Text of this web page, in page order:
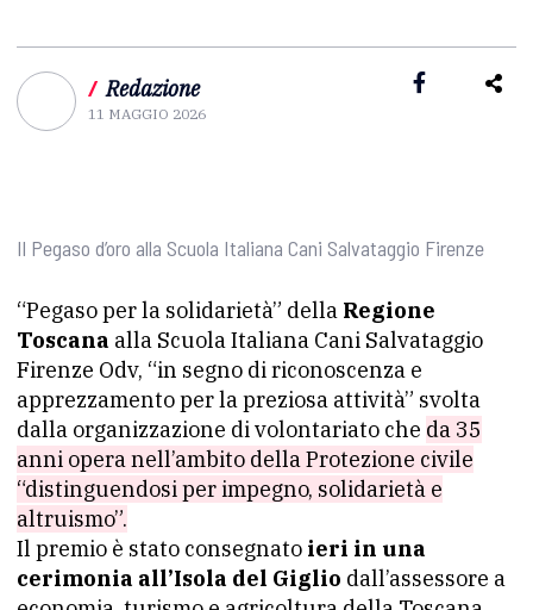
/ Redazione
11 MAGGIO 2026
Il Pegaso d’oro alla Scuola Italiana Cani Salvataggio Firenze
“Pegaso per la solidarietà” della Regione
Toscana alla Scuola Italiana Cani Salvataggio
Firenze Odv, “in segno di riconoscenza e
apprezzamento per la preziosa attività” svolta
dalla organizzazione di volontariato che da 35
anni opera nell’ambito della Protezione civile
“distinguendosi per impegno, solidarietà e
altruismo”.
Il premio è stato consegnato ieri in una
cerimonia all’Isola del Giglio dall’assessore a